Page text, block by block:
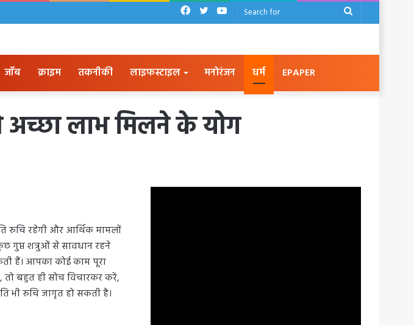
Search
YouTube
Twitter
Facebook
जॉब क्राइम तकनीकी लाइफस्टाइल मनोरंजन धर्म EPAPER
अच्छा लाभ मिलने के योग
रुचि रहेगी और आर्थिक मामलों
शत्रुओं से सावधान रहने
हैं। आपका कोई काम पूरा
बहुत ही सोच विचारकर करें,
भी रुचि जागृत हो सकती है।